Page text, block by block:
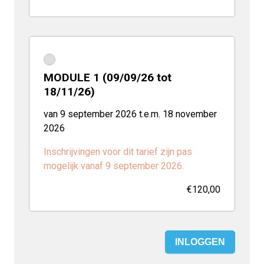
MODULE 1 (09/09/26 tot
18/11/26)
van 9 september 2026 t.e.m. 18 november
2026
Inschrijvingen voor dit tarief zijn pas
mogelijk vanaf 9 september 2026.
€120,00
INLOGGEN